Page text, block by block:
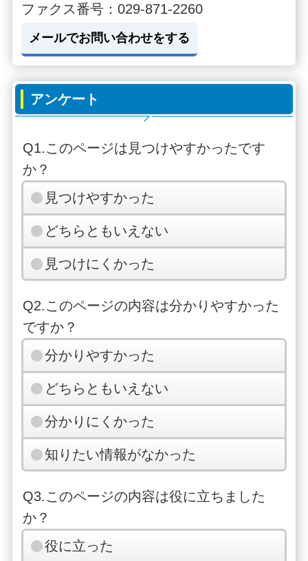
ファクス番号：029-871-2260
メールでお問い合わせをする
アンケート
Q1.このページは見つけやすかったです
か？
見つけやすかった
どちらともいえない
見つけにくかった
Q2.このページの内容は分かりやすかった
ですか？
分かりやすかった
どちらともいえない
分かりにくかった
知りたい情報がなかった
Q3.このページの内容は役に立ちました
か？
役に立った